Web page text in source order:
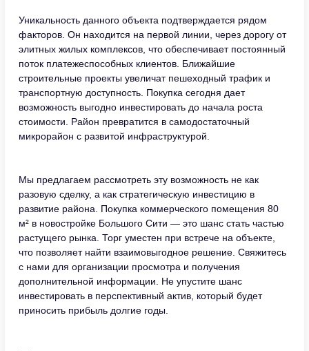
Уникальность данного объекта подтверждается рядом
факторов. Он находится на первой линии, через дорогу от
элитных жилых комплексов, что обеспечивает постоянный
поток платежеспособных клиентов. Ближайшие
строительные проекты увеличат пешеходный трафик и
транспортную доступность. Покупка сегодня дает
возможность выгодно инвестировать до начала роста
стоимости. Район превратится в самодостаточный
микрорайон с развитой инфраструктурой.
Мы предлагаем рассмотреть эту возможность не как
разовую сделку, а как стратегическую инвестицию в
развитие района. Покупка коммерческого помещения 80
м² в новостройке Большого Сити — это шанс стать частью
растущего рынка. Торг уместен при встрече на объекте,
что позволяет найти взаимовыгодное решение. Свяжитесь
с нами для организации просмотра и получения
дополнительной информации. Не упустите шанс
инвестировать в перспективный актив, который будет
приносить прибыль долгие годы.